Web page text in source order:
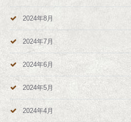
2024年8月
2024年7月
2024年6月
2024年5月
2024年4月